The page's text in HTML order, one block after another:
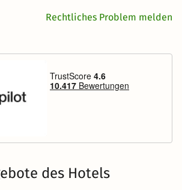
Rechtliches Problem melden
des Hotels